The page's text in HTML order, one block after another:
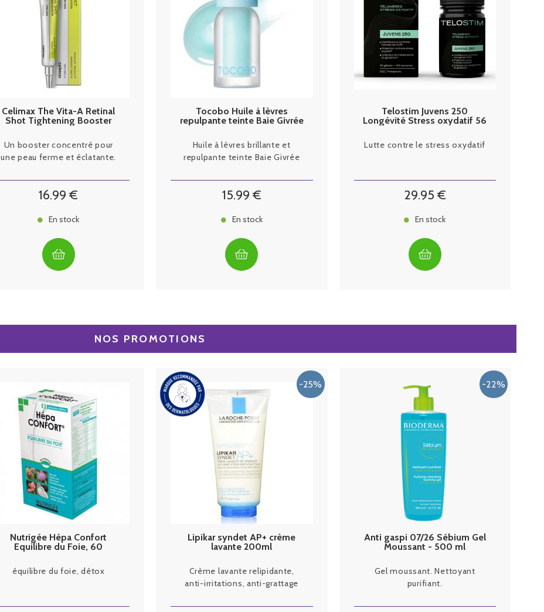
Celimax The Vita-A Retinal
Shot Tightening Booster
Un booster concentré pour
une peau ferme et éclatante.
16.99 €
En stock
Tocobo Huile à lèvres
repulpante teinte Baie Givrée
Huile à lèvres brillante et
repulpante teinte Baie Givrée
15.99 €
En stock
Telostim Juvens 250
Longévité Stress oxydatif 56
Lutte contre le stress oxydatif
29.95 €
En stock
NOS PROMOTIONS
Nutrigée Hépa Confort
Equilibre du Foie, 60
équilibre du foie, détox
Lipikar syndet AP+ crème
lavante 200ml
Crème lavante relipidante,
anti-irritations, anti-grattage
Anti gaspi 07/26 Sébium Gel
Moussant - 500 ml
Gel moussant. Nettoyant
purifiant.